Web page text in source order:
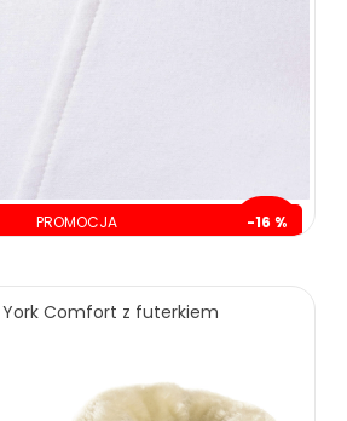
PROMOCJA -16 %
York Comfort z futerkiem